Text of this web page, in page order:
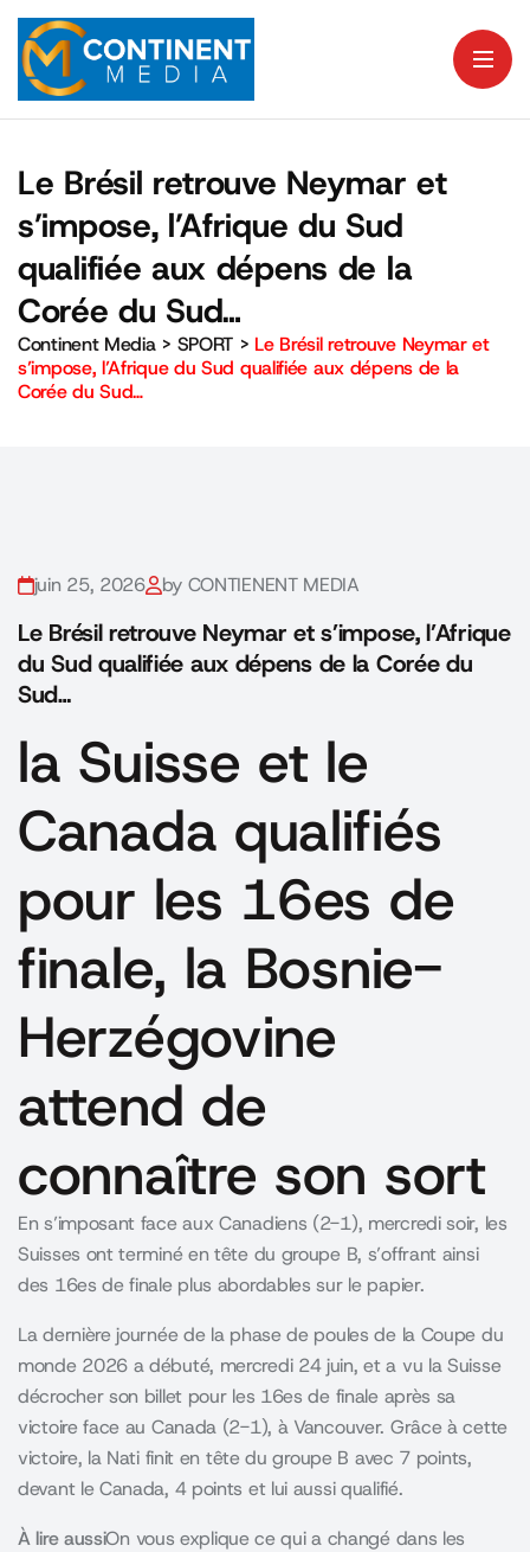
Le Brésil retrouve Neymar et
s’impose, l’Afrique du Sud
qualifiée aux dépens de la
Corée du Sud…
Continent Media> SPORT > Le Brésil retrouve Neymar et
s’impose, l’Afrique du Sud qualifiée aux dépens de la
Corée du Sud…
juin 25, 2026 by CONTIENENT MEDIA
Le Brésil retrouve Neymar et s’impose, l’Afrique
du Sud qualifiée aux dépens de la Corée du
Sud…
la Suisse et le
Canada qualifiés
pour les 16es de
finale, la Bosnie-
Herzégovine
attend de
connaître son sort
En s’imposant face aux Canadiens (2-1), mercredi soir, les
Suisses ont terminé en tête du groupe B, s’offrant ainsi
des 16es de finale plus abordables sur le papier.
La dernière journée de la phase de poules de la Coupe du
monde 2026 a débuté, mercredi 24 juin, et a vu la Suisse
décrocher son billet pour les 16es de finale après sa
victoire face au Canada (2-1), à Vancouver. Grâce à cette
victoire, la Nati finit en tête du groupe B avec 7 points,
devant le Canada, 4 points et lui aussi qualifié.
À lire aussiOn vous explique ce qui a changé dans les